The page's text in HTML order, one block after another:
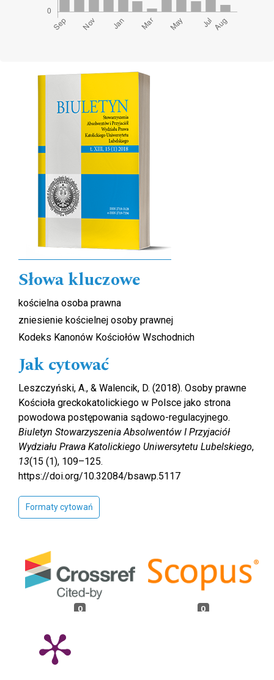
Cover image
Słowa kluczowe
kościelna osoba prawna
zniesienie kościelnej osoby prawnej
Kodeks Kanonów Kościołów Wschodnich
Jak cytować
Leszczyński, A., & Walencik, D. (2018). Osoby prawne
Kościoła greckokatolickiego w Polsce jako strona
powodowa postępowania sądowo-regulacyjnego.
Biuletyn Stowarzyszenia Absolwentów I Przyjaciół
Wydziału Prawa Katolickiego Uniwersytetu Lubelskiego,
13(15 (1), 109–125.
https://doi.org/10.32084/bsawp.5117
Formaty cytowań
0 0